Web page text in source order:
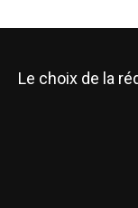
Le choix de la